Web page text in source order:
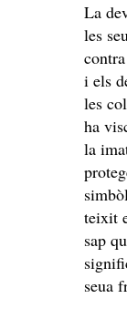
La
les
i els
les
ha
la
teixit
sap
seua